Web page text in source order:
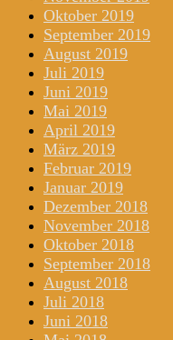
Oktober 2019
September 2019
August 2019
Juli 2019
Juni 2019
Mai 2019
April 2019
März 2019
Februar 2019
Januar 2019
Dezember 2018
November 2018
Oktober 2018
September 2018
August 2018
Juli 2018
Juni 2018